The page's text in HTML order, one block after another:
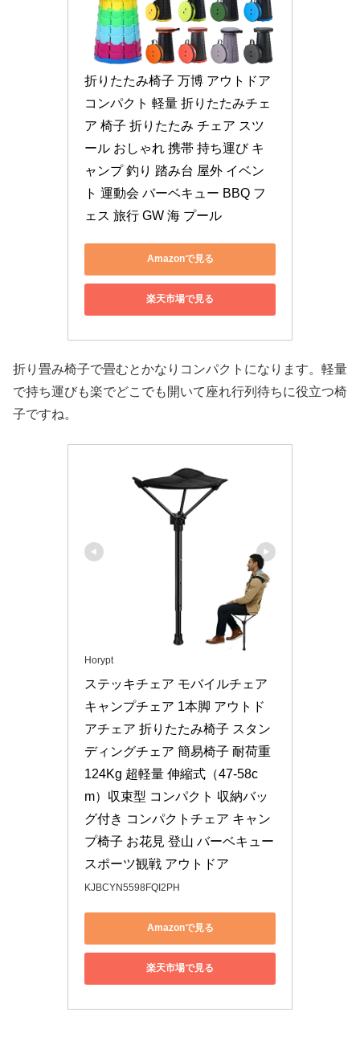
折りたたみ椅子 万博 アウトドア
コンパクト 軽量 折りたたみチェ
ア 椅子 折りたたみ チェア スツ
ール おしゃれ 携帯 持ち運び キ
ャンプ 釣り 踏み台 屋外 イベン
ト 運動会 バーベキュー BBQ フ
ェス 旅行 GW 海 プール
Amazonで見る
楽天市場で見る
折り畳み椅子で畳むとかなりコンパクトになります。軽量
で持ち運びも楽でどこでも開いて座れ行列待ちに役立つ椅
子ですね。
Horypt
ステッキチェア モバイルチェア
キャンプチェア 1本脚 アウトド
アチェア 折りたたみ椅子 スタン
ディングチェア 簡易椅子 耐荷重
124Kg 超軽量 伸縮式（47-58c
m）収束型 コンパクト 収納バッ
グ付き コンパクトチェア キャン
プ椅子 お花見 登山 バーベキュー
スポーツ観戦 アウトドア
KJBCYN5598FQI2PH
Amazonで見る
楽天市場で見る